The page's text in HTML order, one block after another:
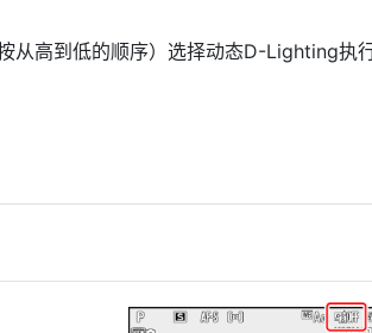
从高到低的顺序）选择动态D-Lighting执